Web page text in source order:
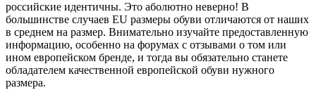
российские идентичны. Это аболютно неверно! В
большинстве случаев EU размеры обуви отличаются от наших
в среднем на размер. Внимательно изучайте предоставленную
информацию, особенно на форумах с отзывами о том или
ином европейском бренде, и тогда вы обязательно станете
обладателем качественной европейской обуви нужного
размера.